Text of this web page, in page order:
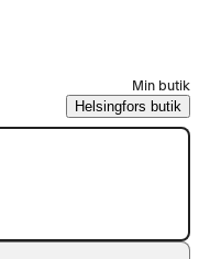
Min butik
Helsingfors butik